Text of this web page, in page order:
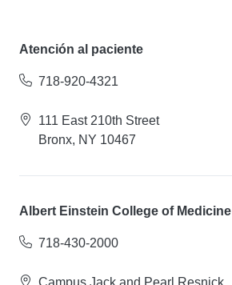
Atención al paciente
718-920-4321
111 East 210th Street
Bronx, NY 10467
Albert Einstein College of Medicine
718-430-2000
Campus Jack and Pearl Resnick